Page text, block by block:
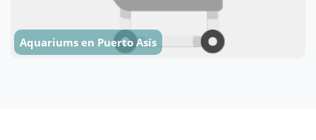
Aquariums en Puerto Asís